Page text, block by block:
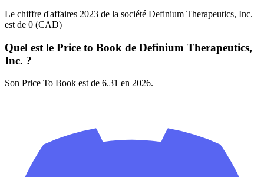
Le chiffre d'affaires 2023 de la société Definium Therapeutics, Inc.
est de 0 (CAD)
Quel est le Price to Book de Definium Therapeutics,
Inc. ?
Son Price To Book est de 6.31 en 2026.